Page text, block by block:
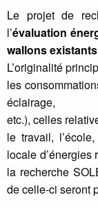
Le projet de
l’évaluation
wallons existants
L’originalité
les
éclairage,
etc.), celles
le travail,
locale
la recherche
de celle-ci seront